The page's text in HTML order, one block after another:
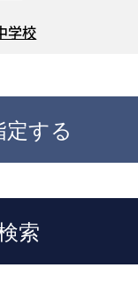
学校
する
索